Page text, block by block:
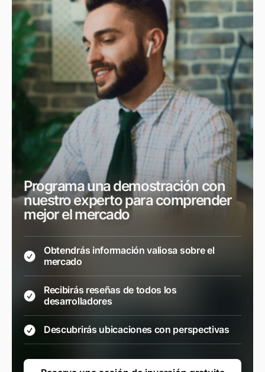
Programa una demostración con
nuestro experto para comprender
mejor el mercado
Obtendrás información valiosa sobre el
mercado
Recibirás reseñas de todos los
desarrolladores
Descubrirás ubicaciones con perspectivas